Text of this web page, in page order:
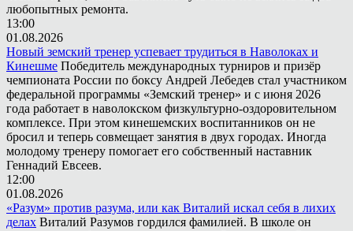
любопытных ремонта.
13:00
01.08.2026
Новый земский тренер успевает трудиться в Наволоках и
Кинешме Победитель международных турниров и призёр
чемпионата России по боксу Андрей Лебедев стал участником
федеральной программы «Земский тренер» и с июня 2026
года работает в наволокском физкультурно-оздоровительном
комплексе. При этом кинешемских воспитанников он не
бросил и теперь совмещает занятия в двух городах. Иногда
молодому тренеру помогает его собственный наставник
Геннадий Евсеев.
12:00
01.08.2026
«Разум» против разума, или как Виталий искал себя в лихих
делах Виталий Разумов гордился фамилией. В школе он